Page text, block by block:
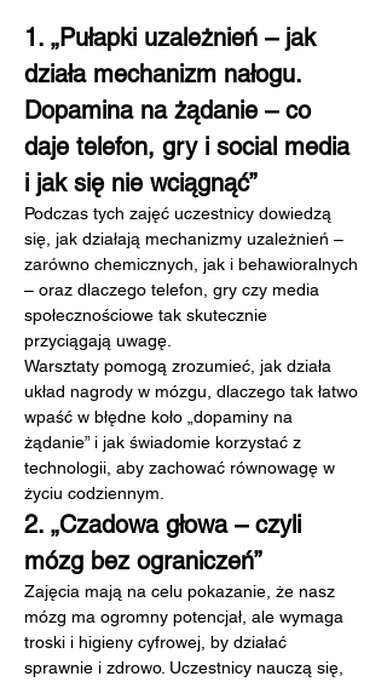
1. „Pułapki uzależnień – jak
działa mechanizm nałogu.
Dopamina na żądanie – co
daje telefon, gry i social media
i jak się nie wciągnąć”
Podczas tych zajęć uczestnicy dowiedzą
się, jak działają mechanizmy uzależnień –
zarówno chemicznych, jak i behawioralnych
– oraz dlaczego telefon, gry czy media
społecznościowe tak skutecznie
przyciągają uwagę.
Warsztaty pomogą zrozumieć, jak działa
układ nagrody w mózgu, dlaczego tak łatwo
wpaść w błędne koło „dopaminy na
żądanie” i jak świadomie korzystać z
technologii, aby zachować równowagę w
życiu codziennym.
2. „Czadowa głowa – czyli
mózg bez ograniczeń”
Zajęcia mają na celu pokazanie, że nasz
mózg ma ogromny potencjał, ale wymaga
troski i higieny cyfrowej, by działać
sprawnie i zdrowo. Uczestnicy nauczą się,